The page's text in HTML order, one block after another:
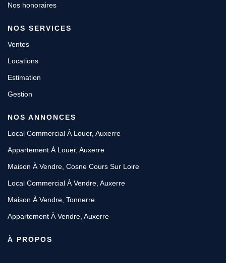
Nos honoraires
NOS SERVICES
Ventes
Locations
Estimation
Gestion
NOS ANNONCES
Local Commercial À Louer, Auxerre
Appartement À Louer, Auxerre
Maison À Vendre, Cosne Cours Sur Loire
Local Commercial À Vendre, Auxerre
Maison À Vendre, Tonnerre
Appartement À Vendre, Auxerre
À PROPOS